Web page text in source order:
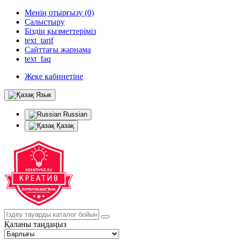
Менің отырғызу (0)
Салыстыру
Біздің қызметтеріміз
text_tarif
Сайттағы жарнама
text_faq
Жеке кабинетіне
Язык
Russian
Қазақ
Қаланы таңдаңыз